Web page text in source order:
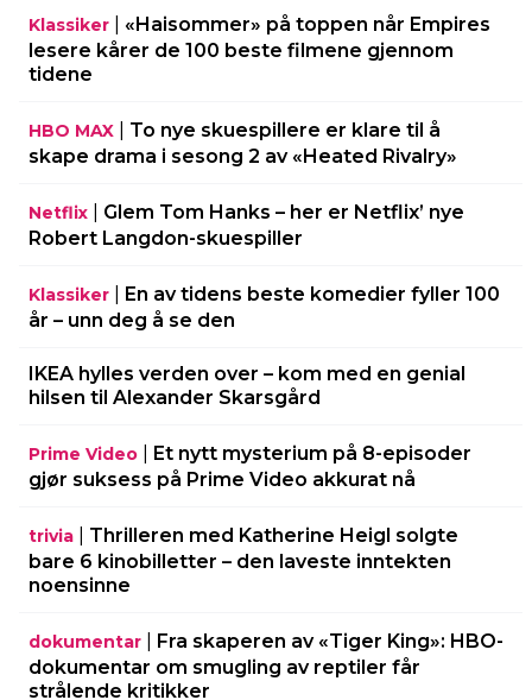
Klassiker
«Haisommer» på toppen når Empires
lesere kårer de 100 beste filmene gjennom
tidene
HBO MAX
To nye skuespillere er klare til å
skape drama i sesong 2 av «Heated Rivalry»
Netflix
Glem Tom Hanks – her er Netflix’ nye
Robert Langdon-skuespiller
Klassiker
En av tidens beste komedier fyller 100
år – unn deg å se den
IKEA hylles verden over – kom med en genial
hilsen til Alexander Skarsgård
Prime Video
Et nytt mysterium på 8-episoder
gjør suksess på Prime Video akkurat nå
trivia
Thrilleren med Katherine Heigl solgte
bare 6 kinobilletter – den laveste inntekten
noensinne
dokumentar
Fra skaperen av «Tiger King»: HBO-
dokumentar om smugling av reptiler får
strålende kritikker